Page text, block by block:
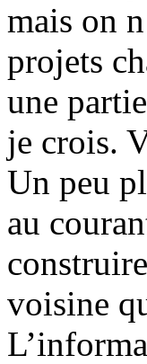
mais on
projets
une
je crois.
Un peu
au
voisine